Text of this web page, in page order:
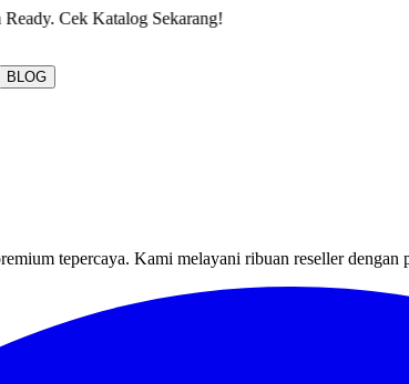
BLOG
tepercaya. Kami melayani ribuan reseller dengan